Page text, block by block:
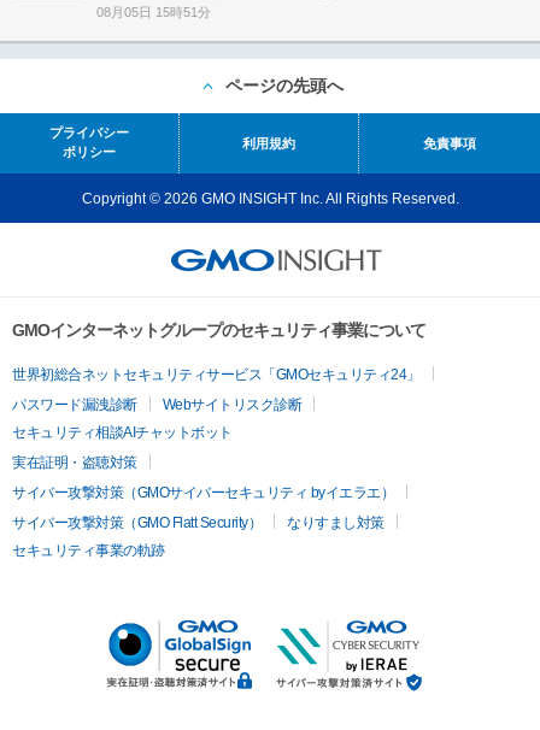
08月05日 15時51分
ページの先頭へ
プライバシー
ポリシー
利用規約 免責事項
Copyright © 2026 GMO INSIGHT Inc. All Rights Reserved.
GMOインターネットグループのセキュリティ事業について
世界初総合ネットセキュリティサービス「GMOセキュリティ24」
パスワード漏洩診断
Webサイトリスク診断
セキュリティ相談AIチャットボット
実在証明・盗聴対策
サイバー攻撃対策（GMOサイバーセキュリティ byイエラエ）
サイバー攻撃対策（GMO Flatt Security）
なりすまし対策
セキュリティ事業の軌跡